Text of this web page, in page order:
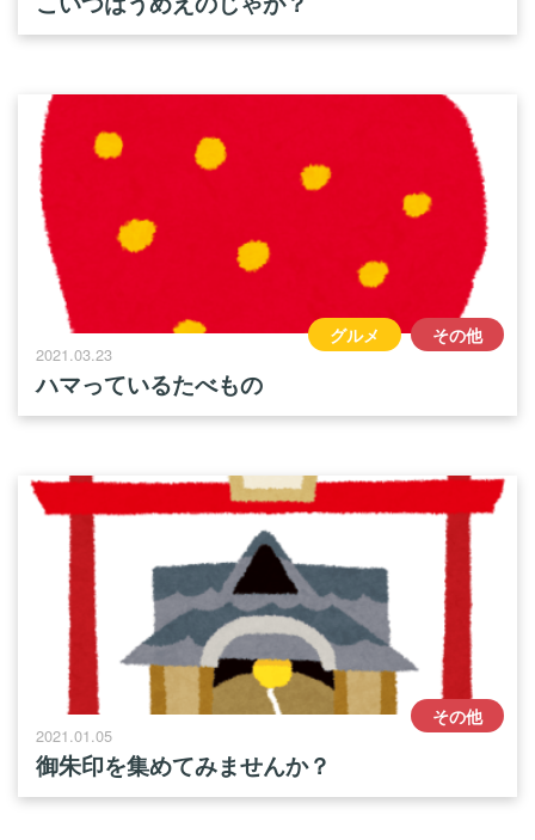
2021.03.23
ハマっているたべもの
グルメ その他
2021.01.05
御朱印を集めてみませんか？
その他